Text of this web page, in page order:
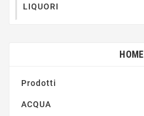
LIQUORI
HOME
Prodotti
ACQUA